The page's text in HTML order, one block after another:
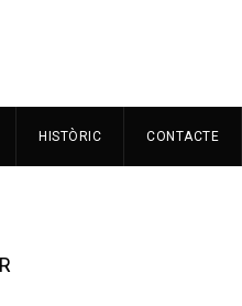
HISTÒRIC CONTACTE